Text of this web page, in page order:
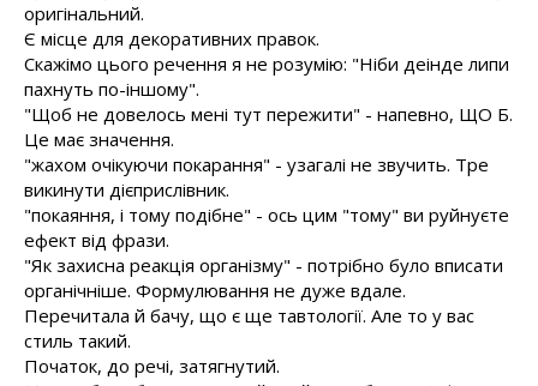
оригінальний.
Є місце для декоративних правок.
Скажімо цього речення я не розумію: "Ніби деінде липи
пахнуть по-іншому".
"Щоб не довелось мені тут пережити" - напевно, ЩО Б.
Це має значення.
"жахом очікуючи покарання" - узагалі не звучить. Тре
викинути дієприслівник.
"покаяння, і тому подібне" - ось цим "тому" ви руйнуєте
ефект від фрази.
"Як захисна реакція організму" - потрібно було вписати
органічніше. Формулювання не дуже вдале.
Перечитала й бачу, що є ще тавтології. Але то у вас
стиль такий.
Початок, до речі, затягнутий.